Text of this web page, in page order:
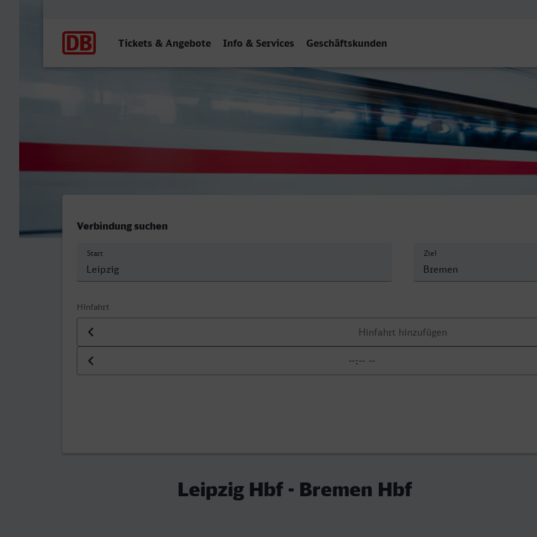
Tickets & Angebote Info & Services Geschäftskunden
Verbindung suchen
Start Ziel
Hinfahrt
Datum der Hinfahrt
Uhrzeit der Hinfahrt
Leipzig Hbf - Bremen Hbf